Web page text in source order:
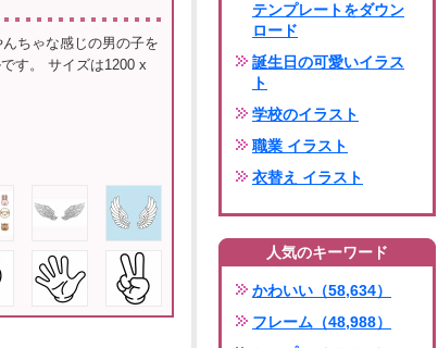
ちゃな感じの男の子を
す。 サイズは1200 x
テンプレートをダウン
ロード
誕生日の可愛いイラス
ト
学校のイラスト
職業 イラスト
衣替え イラスト
人気のキーワード
かわいい（58,634）
フレーム（48,988）